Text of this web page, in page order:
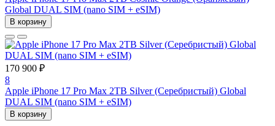
Global DUAL SIM (nano SIM + eSIM)
В корзину
170 900 ₽
8
Apple iPhone 17 Pro Max 2TB Silver (Серебристый) Global
DUAL SIM (nano SIM + eSIM)
В корзину